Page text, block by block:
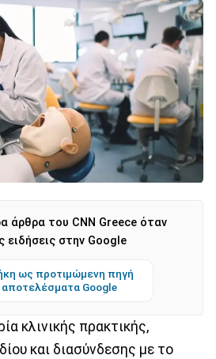
άρθρα του CNN Greece όταν
ειδήσεις στην Google
ως προτιμώμενη πηγή
Google
κλινικής πρακτικής,
και διασύνδεσης με το